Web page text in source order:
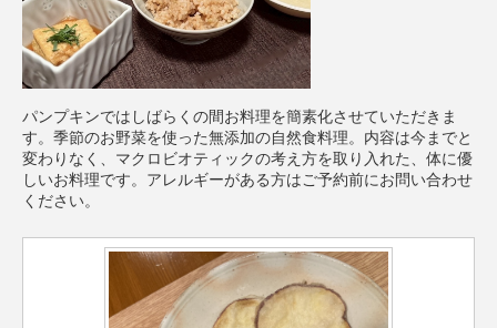
パンプキンではしばらくの間お料理を簡素化させていただきま
す。季節のお野菜を使った無添加の自然食料理。内容は今までと
変わりなく、マクロビオティックの考え方を取り入れた、体に優
しいお料理です。アレルギーがある方はご予約前にお問い合わせ
ください。